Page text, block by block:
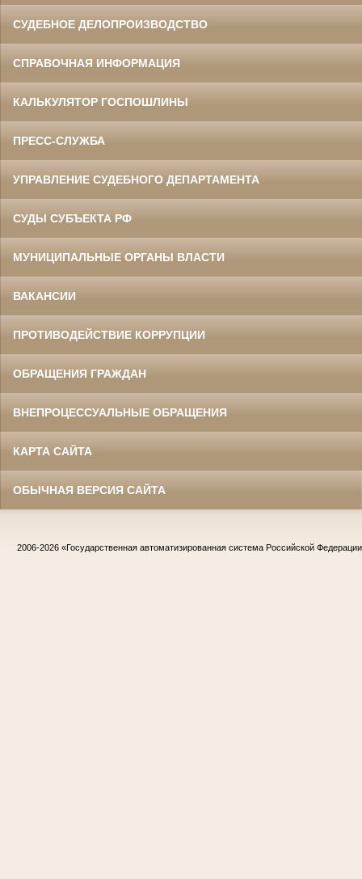
СУДЕБНОЕ ДЕЛОПРОИЗВОДСТВО
СПРАВОЧНАЯ ИНФОРМАЦИЯ
КАЛЬКУЛЯТОР ГОСПОШЛИНЫ
ПРЕСС-СЛУЖБА
УПРАВЛЕНИЕ СУДЕБНОГО ДЕПАРТАМЕНТА
СУДЫ СУБЪЕКТА РФ
МУНИЦИПАЛЬНЫЕ ОРГАНЫ ВЛАСТИ
ВАКАНСИИ
ПРОТИВОДЕЙСТВИЕ КОРРУПЦИИ
ОБРАЩЕНИЯ ГРАЖДАН
ВНЕПРОЦЕССУАЛЬНЫЕ ОБРАЩЕНИЯ
КАРТА САЙТА
ОБЫЧНАЯ ВЕРСИЯ САЙТА
2006-2026 «Государственная автоматизированная система Российской